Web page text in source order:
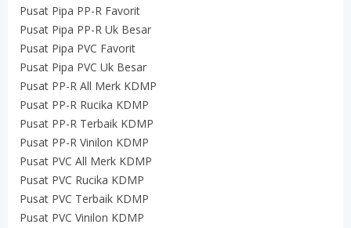
Pusat Pipa PP-R Favorit
Pusat Pipa PP-R Uk Besar
Pusat Pipa PVC Favorit
Pusat Pipa PVC Uk Besar
Pusat PP-R All Merk KDMP
Pusat PP-R Rucika KDMP
Pusat PP-R Terbaik KDMP
Pusat PP-R Vinilon KDMP
Pusat PVC All Merk KDMP
Pusat PVC Rucika KDMP
Pusat PVC Terbaik KDMP
Pusat PVC Vinilon KDMP